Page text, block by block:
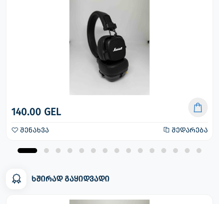
140.00 GEL
შენახვა შედარება
ხშირად გაყიდვადი